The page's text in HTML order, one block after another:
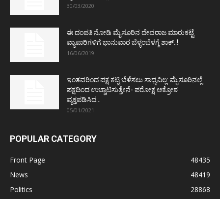
30/03/2020
ಈ ದಂಪತಿ ನೋಡಿ ಮೈಸೂರಿನ ದೇವರಾಜ ಮಾರುಕಟ್ಟೆ
ವ್ಯಾಪಾರಿಗಳಿಗೆ ಭಾನುವಾರ ಬೆಳ್ಳಂಬೆಳಗ್ಗೆ ಶಾಕ್..!
16/06/2019
ಇಂತವರಿಂದ ಪಕ್ಷ ಕಟ್ಟಿ ಬೆಳೆಸಲು ಸಾಧ್ಯವಿಲ್ಲ: ಮೈಸೂರಿನಲ್ಲೆ
ಪಕ್ಷದಿಂದ ಉಚ್ಚಾಟಿಸುತ್ತೇನೆ- ಪರೋಕ್ಷ ಆಕ್ರೋಶ
ವ್ಯಕ್ತಪಡಿಸಿದ...
05/01/2021
POPULAR CATEGORY
Front Page
48435
News
48419
Politics
28868